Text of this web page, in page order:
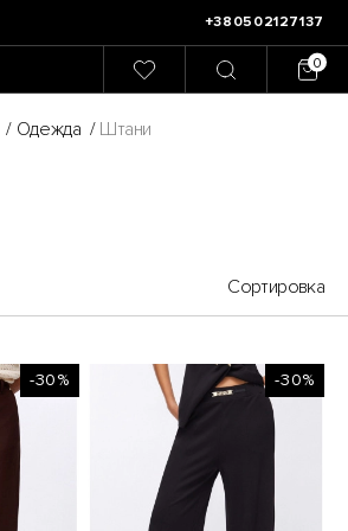
+380502127137
/ Одежда / Штани
Сортировка
-30% -30%